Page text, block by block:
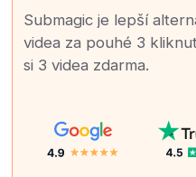
Submagic je lepší
videa za pouhé 3
si 3 videa zdarma.